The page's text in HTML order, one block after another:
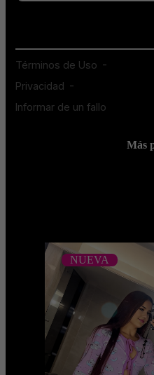
Más
NUEVA
STEFANIA CARDONA
Próximamente....
modelos aún no
disponibles en la
completando su